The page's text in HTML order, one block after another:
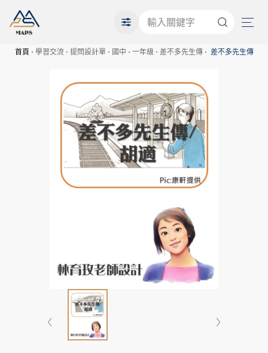
首頁 學習交流 提問設計單 國中 一年級 差不多先生傳 差不多先生傳